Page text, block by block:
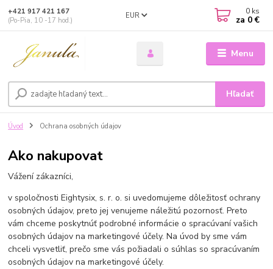
Menu
EUR
Hľadať
+421 917 421 167
(Po-Pia, 10 -17 hod.)
0 ks
za 0 €
Úvod Ochrana osobných údajov
Ako nakupovat
Vážení zákazníci,
v spoločnosti Eightysix, s. r. o. si uvedomujeme dôležitosť ochrany
osobných údajov, preto jej venujeme náležitú pozornosť. Preto
vám chceme poskytnúť podrobné informácie o spracúvaní vašich
osobných údajov na marketingové účely. Na úvod by sme vám
chceli vysvetliť, prečo sme vás požiadali o súhlas so spracúvaním
osobných údajov na marketingové účely.